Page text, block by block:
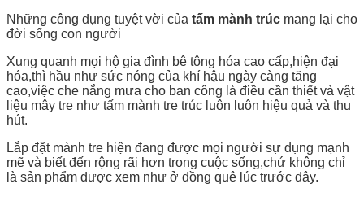
Những công dụng tuyệt vời của tấm mành trúc mang lại cho
đời sống con người
Xung quanh mọi hộ gia đình bê tông hóa cao cấp,hiện đại
hóa,thì hầu như sức nóng của khí hậu ngày càng tăng
cao,việc che nắng mưa cho ban công là điều cần thiết và vật
liệu mây tre như tấm mành tre trúc luôn luôn hiệu quả và thu
hút.
Lắp đặt mành tre hiện đang được mọi người sự dụng mạnh
mẽ và biết đến rộng rãi hơn trong cuộc sống,chứ không chỉ
là sản phẩm được xem như ở đồng quê lúc trước đây.